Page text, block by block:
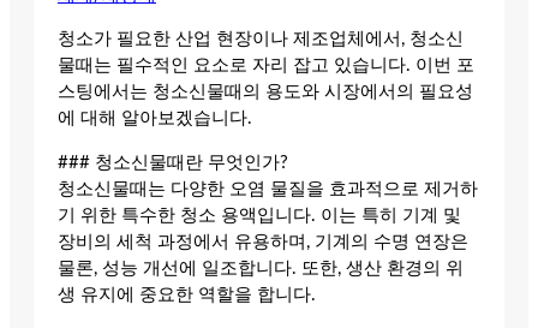
청소가 필요한 산업 현장이나 제조업체에서, 청소신
물때는 필수적인 요소로 자리 잡고 있습니다. 이번 포
스팅에서는 청소신물때의 용도와 시장에서의 필요성
에 대해 알아보겠습니다.
### 청소신물때란 무엇인가?
청소신물때는 다양한 오염 물질을 효과적으로 제거하
기 위한 특수한 청소 용액입니다. 이는 특히 기계 및
장비의 세척 과정에서 유용하며, 기계의 수명 연장은
물론, 성능 개선에 일조합니다. 또한, 생산 환경의 위
생 유지에 중요한 역할을 합니다.